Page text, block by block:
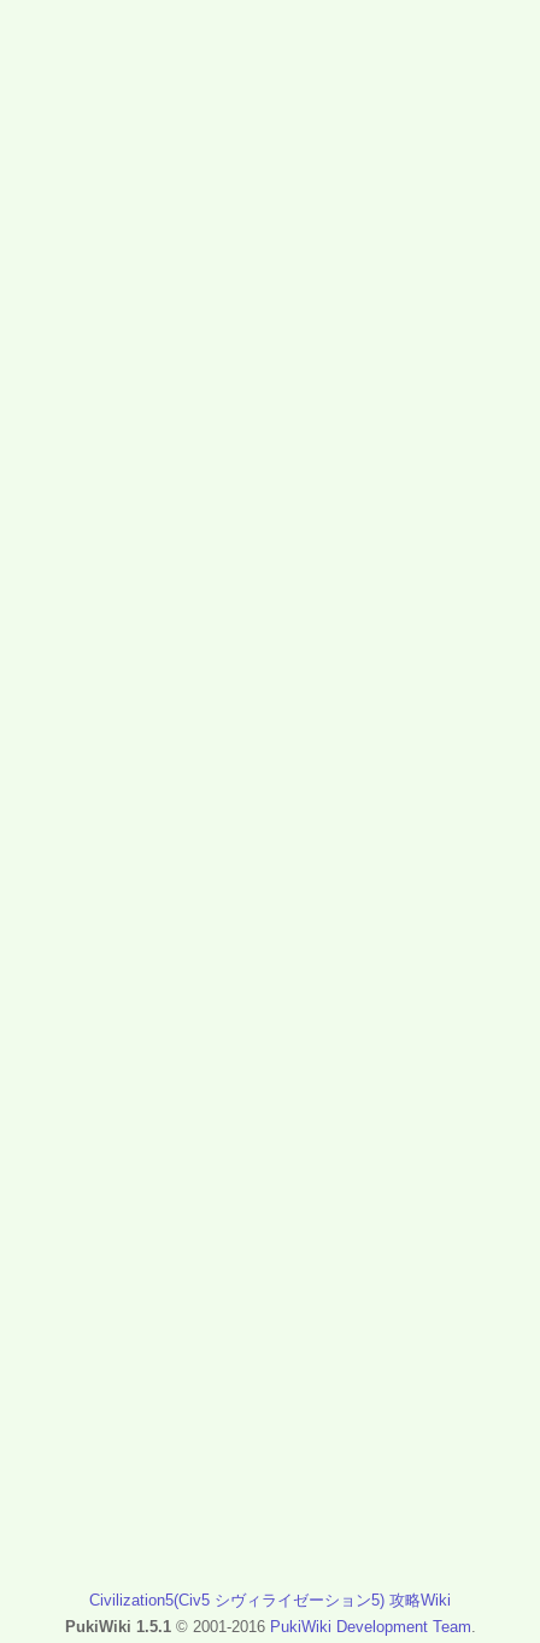
Civilization5(Civ5 シヴィライゼーション5) 攻略Wiki
PukiWiki 1.5.1© 2001-2016 PukiWiki Development Team.